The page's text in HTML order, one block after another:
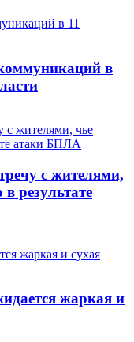
в
с жителями,
результате
жаркая и